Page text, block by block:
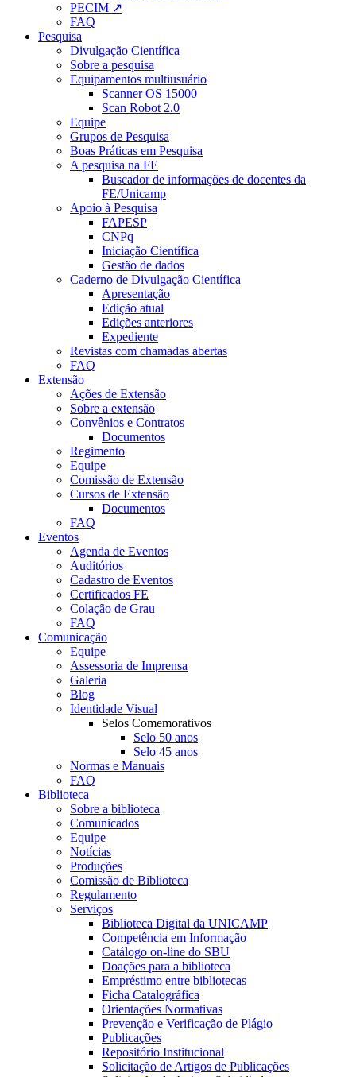
PECIM ↗
FAQ
Pesquisa
Divulgação Científica
Sobre a pesquisa
Equipamentos multiusuário
Scanner OS 15000
Scan Robot 2.0
Equipe
Grupos de Pesquisa
Boas Práticas em Pesquisa
A pesquisa na FE
Buscador de informações de docentes da
FE/Unicamp
Apoio à Pesquisa
FAPESP
CNPq
Iniciação Científica
Gestão de dados
Caderno de Divulgação Científica
Apresentação
Edição atual
Edições anteriores
Expediente
Revistas com chamadas abertas
FAQ
Extensão
Ações de Extensão
Sobre a extensão
Convênios e Contratos
Documentos
Regimento
Equipe
Comissão de Extensão
Cursos de Extensão
Documentos
FAQ
Eventos
Agenda de Eventos
Auditórios
Cadastro de Eventos
Certificados FE
Colação de Grau
FAQ
Comunicação
Equipe
Assessoria de Imprensa
Galeria
Blog
Identidade Visual
Selos Comemorativos
Selo 50 anos
Selo 45 anos
Normas e Manuais
FAQ
Biblioteca
Sobre a biblioteca
Comunicados
Equipe
Notícias
Produções
Comissão de Biblioteca
Regulamento
Serviços
Biblioteca Digital da UNICAMP
Competência em Informação
Catálogo on-line do SBU
Doações para a biblioteca
Empréstimo entre bibliotecas
Ficha Catalográfica
Orientações Normativas
Prevenção e Verificação de Plágio
Publicações
Repositório Institucional
Solicitação de Artigos de Publicações